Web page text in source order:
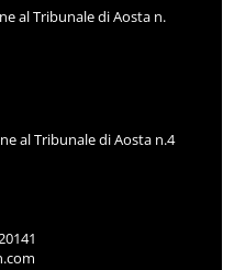
al Tribunale di Aosta n.
al Tribunale di Aosta n.4